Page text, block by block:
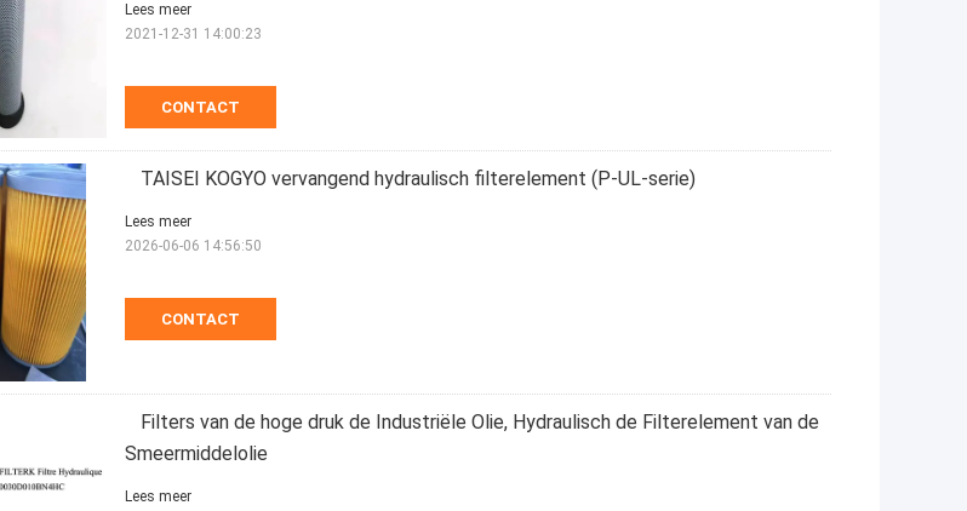
CONTACT
Lees meer
2021-12-31 14:00:23
TAISEI KOGYO vervangend hydraulisch filterelement (P-UL-serie)
CONTACT
Lees meer
2026-06-06 14:56:50
Filters van de hoge druk de Industriële Olie, Hydraulisch de Filterelement van de
Smeermiddelolie
Lees meer